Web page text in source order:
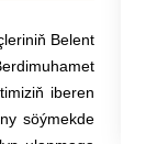
Belent
iberen
söýmekde